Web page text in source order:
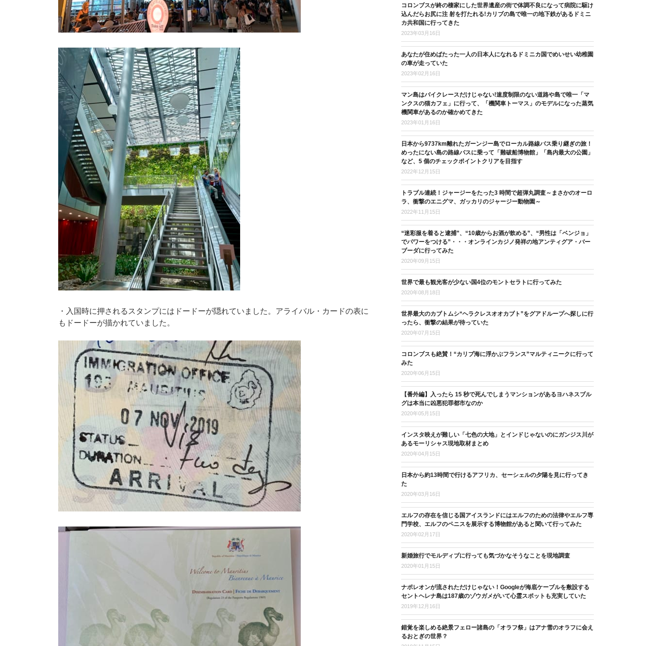
・入国時に押されるスタンプにはドードーが隠れていました。アライバル・カードの表に
もドードーが描かれていました。
コロンブスが終の棲家にした世界遺産の街で体調不良になって病院に駆け
込んだらお尻に注 射を打たれる!カリブの島で唯一の地下鉄があるドミニ
カ共和国に行ってきた
2023年03月16日
あなたが住めばたった一人の日本人になれるドミニカ国でめいせい幼稚園
の車が走っていた
2023年02月16日
マン島はバイクレースだけじゃない!速度制限のない道路や島で唯一「マ
ンクスの猫カフェ」に行って、「機関車トーマス」のモデルになった蒸気
機関車があるのか確かめてきた
2023年01月16日
日本から9737km離れたガーンジー島でローカル路線バス乗り継ぎの旅！
めったにない島の路線バスに乗って「難破船博物館」「島内最大の公園」
など、5 個のチェックポイントクリアを目指す
2022年12月15日
トラブル連続！ジャージーをたった3 時間で超弾丸調査～まさかのオーロ
ラ、衝撃のエニグマ、ガッカリのジャージー動物園～
2022年11月15日
“迷彩服を着ると逮捕”、“10歳からお酒が飲める”、“男性は「ベンジョ」
でパワーをつける”・・・オンラインカジノ発祥の地アンティグア・バー
ブーダに行ってみた
2020年09月15日
世界で最も観光客が少ない国4位のモントセラトに行ってみた
2020年08月18日
世界最大のカブトムシ“ヘラクレスオオカブト”をグアドループへ探しに行
ったら、衝撃の結果が待っていた
2020年07月15日
コロンブスも絶賛！“カリブ海に浮かぶフランス”マルティニークに行って
みた
2020年06月15日
【番外編】入ったら 15 秒で死んでしまうマンションがあるヨハネスブル
グは本当に凶悪犯罪都市なのか
2020年05月15日
インスタ映えが難しい「七色の大地」とインドじゃないのにガンジス川が
あるモーリシャス現地取材まとめ
2020年04月15日
日本から約13時間で行けるアフリカ、セーシェルの夕陽を見に行ってき
た
2020年03月16日
エルフの存在を信じる国アイスランドにはエルフのための法律やエルフ専
門学校、エルフのペニスを展示する博物館があると聞いて行ってみた
2020年02月17日
新婚旅行でモルディブに行っても気づかなそうなことを現地調査
2020年01月15日
ナポレオンが流されただけじゃない！Googleが海底ケーブルを敷設する
セントヘレナ島は187歳のゾウガメがいて心霊スポットも充実していた
2019年12月16日
錯覚を楽しめる絶景フェロー諸島の「オラフ祭」はアナ雪のオラフに会え
るおとぎの世界？